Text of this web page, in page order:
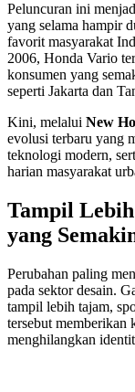
Peluncuran ini
yang selama hampir
favorit masyarakat
2006, Honda Vario
konsumen yang
seperti Jakarta dan
Kini, melalui New
evolusi terbaru yang
teknologi modern,
harian masyarakat
Tampil
yang
Perubahan paling
pada sektor desain.
tampil lebih tajam,
tersebut memberikan
menghilangkan